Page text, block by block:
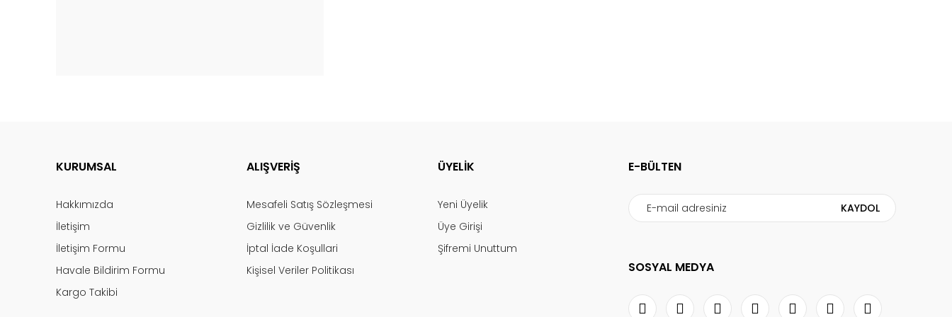
KURUMSAL
Hakkımızda
İletişim
İletişim Formu
Havale Bildirim Formu
Kargo Takibi
ALIŞVERİŞ
Mesafeli Satış Sözleşmesi
Gizlilik ve Güvenlik
İptal İade Koşullari
Kişisel Veriler Politikası
ÜYELİK
Yeni Üyelik
Üye Girişi
Şifremi Unuttum
E-BÜLTEN
KAYDOL
SOSYAL MEDYA